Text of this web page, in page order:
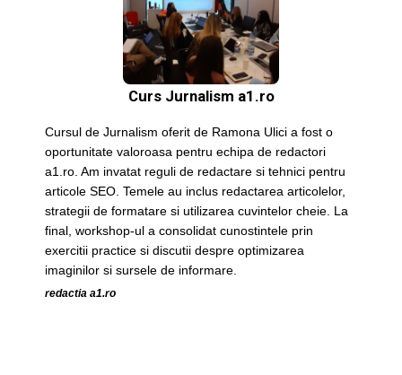
Curs Jurnalism a1.ro
Cursul de Jurnalism oferit de Ramona Ulici a fost o
oportunitate valoroasa pentru echipa de redactori
a1.ro. Am invatat reguli de redactare si tehnici pentru
articole SEO. Temele au inclus redactarea articolelor,
strategii de formatare si utilizarea cuvintelor cheie. La
final, workshop-ul a consolidat cunostintele prin
exercitii practice si discutii despre optimizarea
imaginilor si sursele de informare.
redactia a1.ro